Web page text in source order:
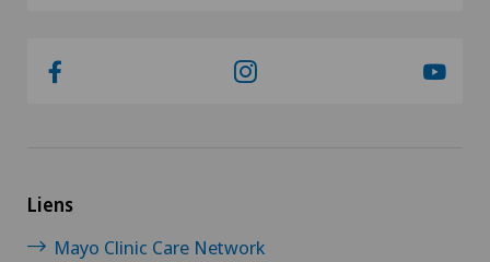
Chirurgie orale
Chirurgie thoracique
Liens
Mayo Clinic Care Network